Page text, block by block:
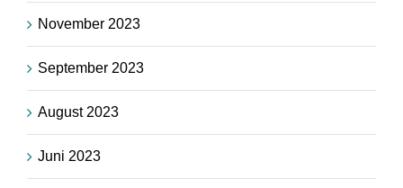
November 2023
September 2023
August 2023
Juni 2023